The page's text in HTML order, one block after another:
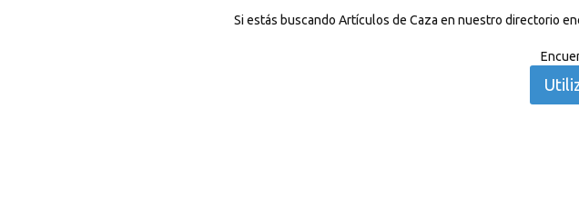
Si estás buscando Artículos de Caza en nuestro directorio